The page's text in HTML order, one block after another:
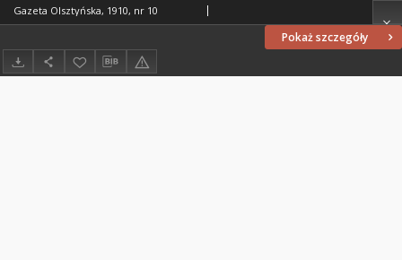
Pokaż szczegóły
Gazeta Olsztyńska, 1910, nr 10